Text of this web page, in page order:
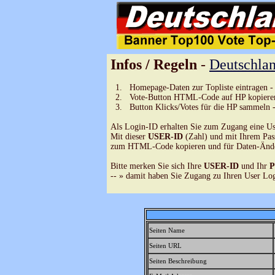
Infos / Regeln -
1. Homepage-Daten zur Topliste eintragen
2. Vote-Button HTML-Code auf HP
3. Button Klicks/Votes für die HP sammeln
Als Login-ID erhalten Sie zum Zugang eine
Mit dieser USER-ID (Zahl) und mit Ihrem
zum HTML-Code kopieren und für Daten-
Bitte merken Sie sich Ihre USER-ID und Ihr
-- » damit haben Sie Zugang zu Ihren User
Seiten Name
Seiten URL
Seiten Beschreibung